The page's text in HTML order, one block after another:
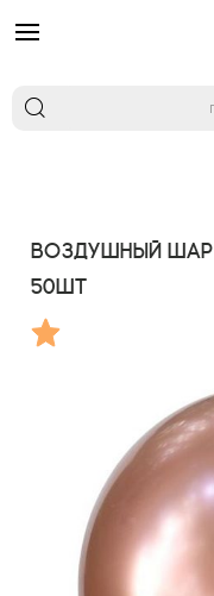
Воздушный шар
50шт